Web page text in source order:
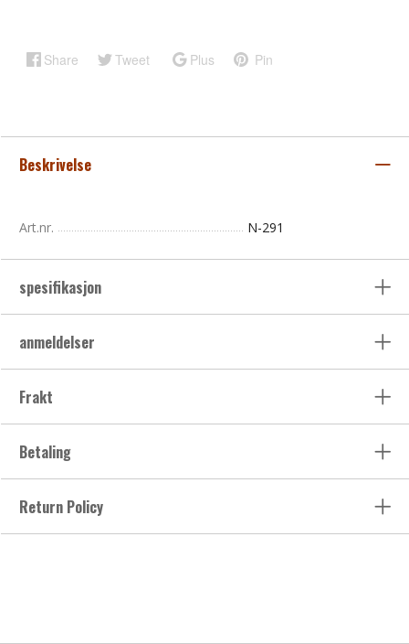
Share Tweet Plus Pin
Beskrivelse
Art.nr. N-291
spesifikasjon
anmeldelser
Frakt
Betaling
Return Policy